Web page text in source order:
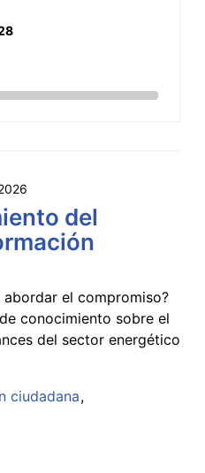
del
el compromiso?
conocimiento sobre el
del sector energético
ciudadana